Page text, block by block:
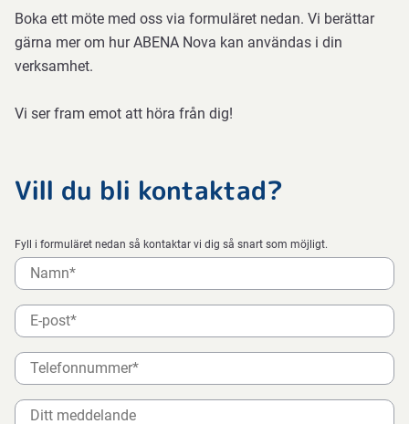
Boka ett möte med oss via formuläret nedan. Vi berättar
gärna mer om hur ABENA Nova kan användas i din
verksamhet.
Vi ser fram emot att höra från dig!
Vill du bli kontaktad?
Fyll i formuläret nedan så kontaktar vi dig så snart som möjligt.